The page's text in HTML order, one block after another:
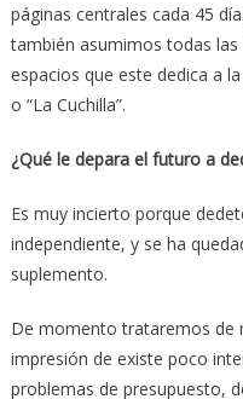
páginas centrales cada 45
también asumimos todas
espacios que este dedica a
o “La Cuchilla”.
¿Qué le depara el futuro a
Es muy incierto porque
independiente, y se ha
suplemento.
De momento trataremos de
impresión de existe poco
problemas de presupuesto,